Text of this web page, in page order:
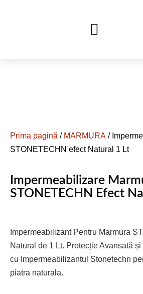
Prima pagină / MARMURA /
STONETECHN efect Natural 1 Lt
Impermeabilizare
STONETECHN Efect
Impermeabilizant Pentru Marmura
Natural de 1 Lt. Protecție Avansată
cu Impermeabilizantul Stonetechn
piatra naturala.